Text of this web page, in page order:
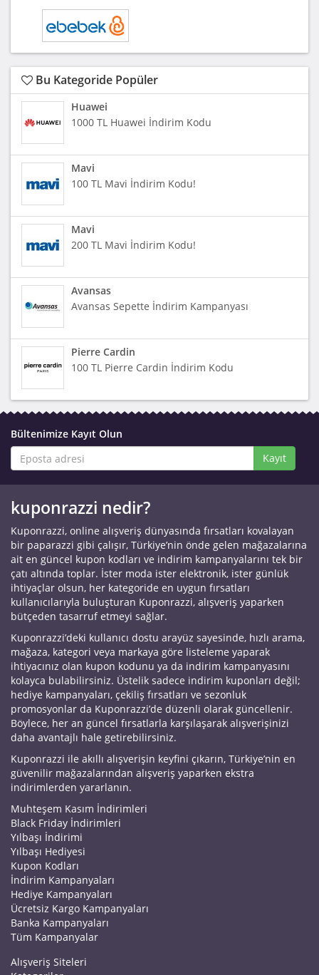
Bu Kategoride Popüler
Huawei
1000 TL Huawei İndirim Kodu
Mavi
100 TL Mavi İndirim Kodu!
Mavi
200 TL Mavi İndirim Kodu!
Avansas
Avansas Sepette İndirim Kampanyası
Pierre Cardin
100 TL Pierre Cardin İndirim Kodu
Bültenimize Kayıt Olun
Kayıt
kuponrazzi nedir?
Kuponrazzi, online alışveriş dünyasında fırsatları kovalayan
bir paparazzi gibi çalışır, Türkiye’nin önde gelen mağazalarına
ait en güncel kupon kodları ve indirim kampanyalarını tek bir
çatı altında toplar. İster moda ister elektronik, ister günlük
ihtiyaçlar olsun, her kategoride en uygun fırsatları
kullanıcılarıyla buluşturan Kuponrazzi, alışveriş yaparken
bütçeden tasarruf etmeyi sağlar.
Kuponrazzi’deki kullanıcı dostu arayüz sayesinde, hızlı arama,
mağaza, kategori veya markaya göre listeleme yaparak
ihtiyacınız olan kupon kodunu ya da indirim kampanyasını
kolayca bulabilirsiniz. Üstelik sadece indirim kuponları değil;
hediye kampanyaları, çekiliş fırsatları ve sezonluk
promosyonlar da Kuponrazzi’de düzenli olarak güncellenir.
Böylece, her an güncel fırsatlarla karşılaşarak alışverişinizi
daha avantajlı hale getirebilirsiniz.
Kuponrazzi ile akıllı alışverişin keyfini çıkarın, Türkiye’nin en
güvenilir mağazalarından alışveriş yaparken ekstra
indirimlerden yararlanın.
Muhteşem Kasım İndirimleri
Black Friday İndirimleri
Yılbaşı İndirimi
Yılbaşı Hediyesi
Kupon Kodları
İndirim Kampanyaları
Hediye Kampanyaları
Ücretsiz Kargo Kampanyaları
Banka Kampanyaları
Tüm Kampanyalar
Alışveriş Siteleri